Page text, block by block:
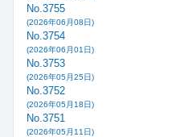
No.3755
(2026年06月08日)
No.3754
(2026年06月01日)
No.3753
(2026年05月25日)
No.3752
(2026年05月18日)
No.3751
(2026年05月11日)